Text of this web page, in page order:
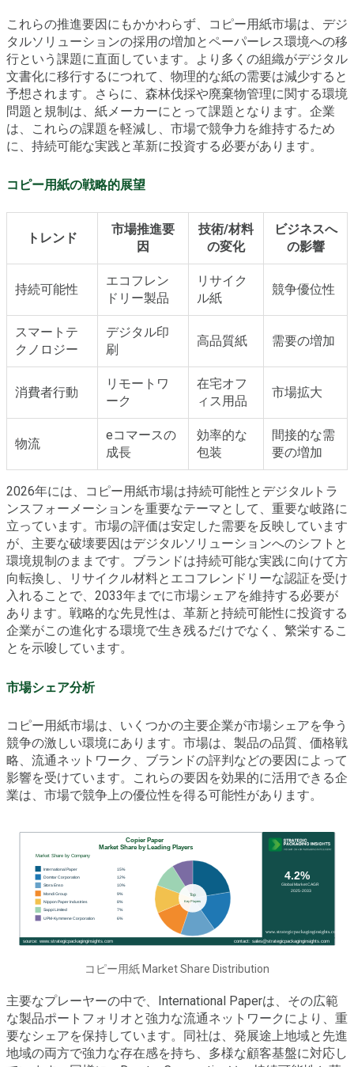
これらの推進要因にもかかわらず、コピー用紙市場は、デジ
タルソリューションの採用の増加とペーパーレス環境への移
行という課題に直面しています。より多くの組織がデジタル
文書化に移行するにつれて、物理的な紙の需要は減少すると
予想されます。さらに、森林伐採や廃棄物管理に関する環境
問題と規制は、紙メーカーにとって課題となります。企業
は、これらの課題を軽減し、市場で競争力を維持するため
に、持続可能な実践と革新に投資する必要があります。
コピー用紙の戦略的展望
トレンド
市場推進要
因
技術/材料
の変化
ビジネスへ
の影響
持続可能性
エコフレン
ドリー製品
リサイク
ル紙
競争優位性
スマートテ
クノロジー
デジタル印
刷
高品質紙 需要の増加
消費者行動
リモートワ
ーク
在宅オフ
ィス用品
市場拡大
物流
eコマースの
成長
効率的な
包装
間接的な需
要の増加
2026年には、コピー用紙市場は持続可能性とデジタルトラ
ンスフォーメーションを重要なテーマとして、重要な岐路に
立っています。市場の評価は安定した需要を反映しています
が、主要な破壊要因はデジタルソリューションへのシフトと
環境規制のままです。ブランドは持続可能な実践に向けて方
向転換し、リサイクル材料とエコフレンドリーな認証を受け
入れることで、2033年までに市場シェアを維持する必要が
あります。戦略的な先見性は、革新と持続可能性に投資する
企業がこの進化する環境で生き残るだけでなく、繁栄するこ
とを示唆しています。
市場シェア分析
コピー用紙市場は、いくつかの主要企業が市場シェアを争う
競争の激しい環境にあります。市場は、製品の品質、価格戦
略、流通ネットワーク、ブランドの評判などの要因によって
影響を受けています。これらの要因を効果的に活用できる企
業は、市場で競争上の優位性を得る可能性があります。
コピー用紙 Market Share Distribution
主要なプレーヤーの中で、International Paperは、その広範
な製品ポートフォリオと強力な流通ネットワークにより、重
要なシェアを保持しています。同社は、発展途上地域と先進
地域の両方で強力な存在感を持ち、多様な顧客基盤に対応し